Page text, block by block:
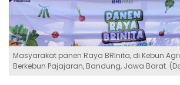
Masyarakat panen Raya BRInita, di Kebun
Berkebun Pajajaran, Bandung, Jawa Barat.